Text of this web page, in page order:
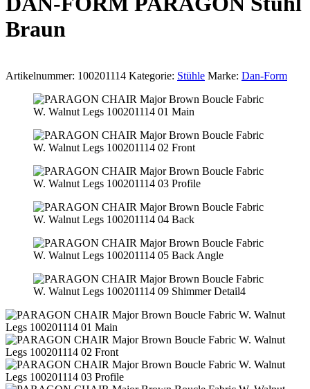
Braun
Artikelnummer: 100201114 Kategorie: Stühle Marke: Dan-Form